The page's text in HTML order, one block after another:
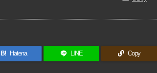
B! Hatena LINE Copy